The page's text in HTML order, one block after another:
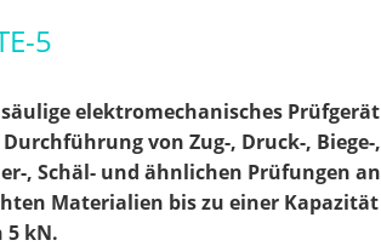
5
elektromechanisches Prüfgerät
von Zug-, Druck-, Biege-,
, Schäl- und ähnlichen Prüfungen an
Materialien bis zu einer Kapazität
5 kN.